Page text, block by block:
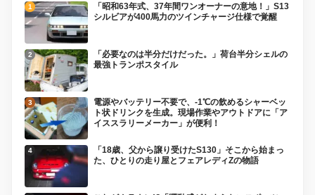
「昭和63年式、37年間ワンオーナーの意地！」S13
シルビアが400馬力のツインチャージ仕様で覚醒
「必要なのは半分だけだった。」荷台半分シェルの
最強トランポスタイル
電源やバッテリー不要で、-1℃の飲めるシャーベッ
ト状ドリンクを生成。現場作業やアウトドアに「ア
イススラリーメーカー」が便利！
「18歳、父から譲り受けたS130」そこから始まっ
た、ひとりの走り屋とフェアレディZの物語